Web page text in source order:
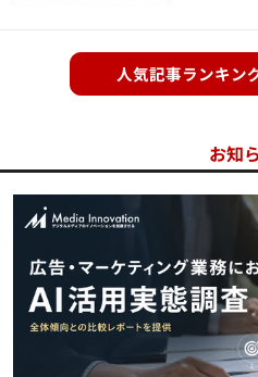
人気記事ランキン
お知